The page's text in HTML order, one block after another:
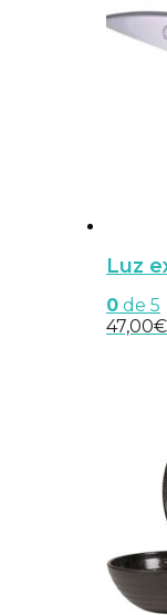
Luz
0 de 5
47,00€